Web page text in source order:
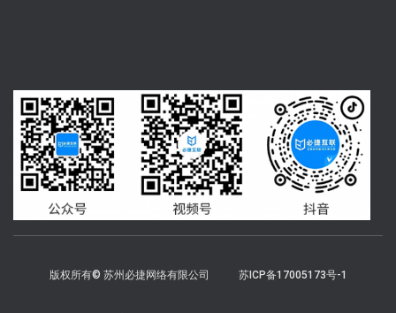
版权所有© 苏州必捷网络有限公司 苏ICP备17005173号-1